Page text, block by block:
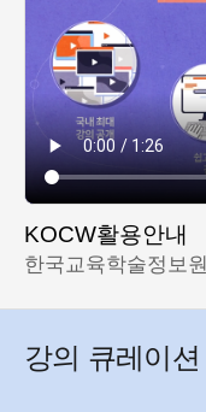
KOCW활용안내
한국교육학술정보원
강의 큐레이션